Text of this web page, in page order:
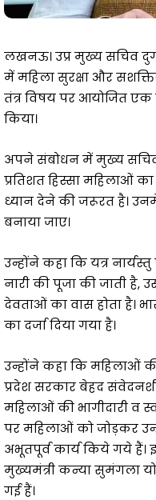
लखनऊ। उप्र मुख्य सचिव
में महिला सुरक्षा और
तंत्र विषय पर आयोजित एक
किया।
अपने संबोधन में मुख्य
प्रतिशत हिस्सा महिलाओं
ध्यान देने की जरूरत है।
बनाया जाए।
उन्होंने कहा कि यत्र
नारी की पूजा की जाती है,
देवताओं का वास होता है।
का दर्जा दिया गया है।
उन्होंने कहा कि महिलाओं
प्रदेश सरकार बेहद
महिलाओं की भागीदारी व
पर महिलाओं को जोड़कर
अभूतपूर्व कार्य किये गये
मुख्यमंत्री कन्या सुमंगला
गई हैं।